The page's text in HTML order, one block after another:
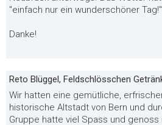
"einfach nur ein wunderschöner Tag!"
Danke!
Reto Blüggel, Feldschlösschen
Wir hatten eine gemütliche,
historische Altstadt von Bern und
Gruppe hatte viel Spass und